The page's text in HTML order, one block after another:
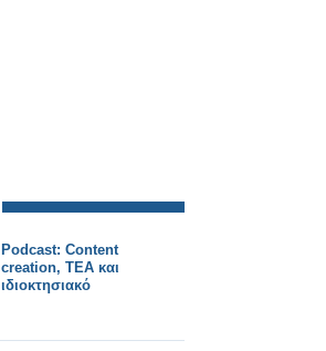
Podcast: Content
creation, TEA και
ιδιοκτησιακό